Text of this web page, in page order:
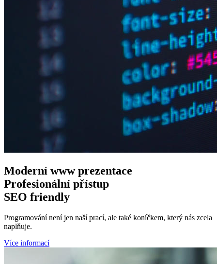
Moderní wwwprezentace
Profesionální přístup
SEO friendly
Programování není jen naší prací, ale také koníčkem, který nás zcela
naplňuje.
Více informací